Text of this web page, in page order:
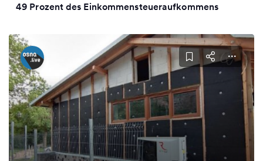
49 Prozent des Einkommensteueraufkommens